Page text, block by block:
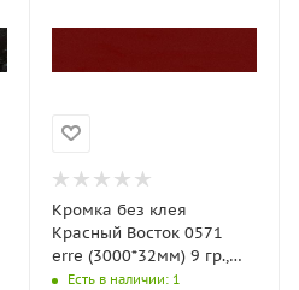
Кромка без клея
Красный Восток 0571
erre (3000*32мм) 9 гр.,
АМК-Троя
Есть в наличии: 1